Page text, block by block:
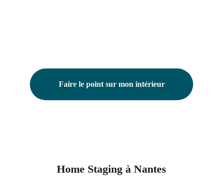
Faire le point sur mon intérieur
Home Staging à Nantes